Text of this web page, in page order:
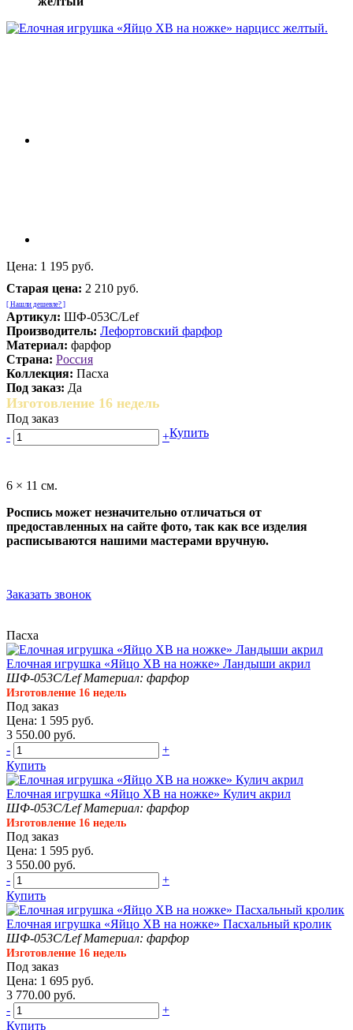
Цена: 1 195 руб.
Старая цена: 2 210 руб.
[ Нашли дешевле? ]
Артикул: ШФ-053С/Lef
Производитель: Лефортовский фарфор
Материал: фарфор
Страна: Россия
Коллекция: Пасха
Под заказ: Да
Изготовление 16 недель
Под заказ
-
+Купить
6 × 11 см.
Роспись может незначительно отличаться от
предоставленных на сайте фото, так как все изделия
расписываются нашими мастерами вручную.
Заказать звонок
Пасха
Елочная игрушка «Яйцо ХВ на ножке» Ландыши акрил
ШФ-053С/Lef Материал: фарфор
Изготовление 16 недель
Под заказ
Цена: 1 595 руб.
3 550.00 руб.
-
+
Купить
Елочная игрушка «Яйцо ХВ на ножке» Кулич акрил
ШФ-053С/Lef Материал: фарфор
Изготовление 16 недель
Под заказ
Цена: 1 595 руб.
3 550.00 руб.
-
+
Купить
Елочная игрушка «Яйцо ХВ на ножке» Пасхальный кролик
ШФ-053С/Lef Материал: фарфор
Изготовление 16 недель
Под заказ
Цена: 1 695 руб.
3 770.00 руб.
-
+
Купить